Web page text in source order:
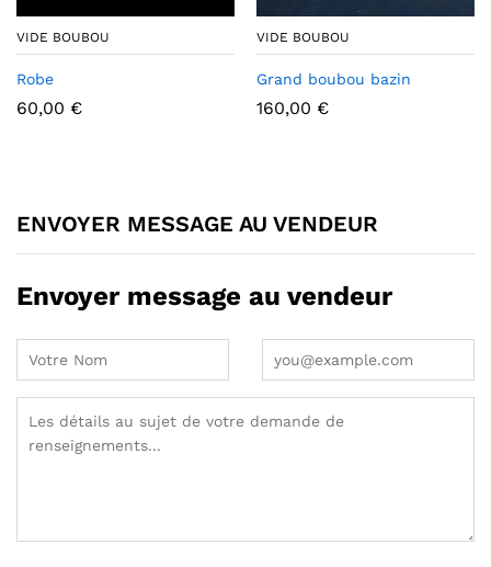
VIDE BOUBOU
Robe
60,00 €
VIDE BOUBOU
Grand boubou bazin
160,00 €
ENVOYER MESSAGE AU VENDEUR
Envoyer message au vendeur